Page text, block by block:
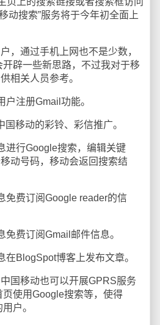
动搜索”服务将于今年初全面上
通过手机上网也不是少数，
辟一些新思路，不过我对于移
相关人员参考。
注册Gmail功能。
移动的彩铃、彩信推广。
行Google搜索，编辑关键
动号码，移动会返回搜索结
费订阅Google reader的信
费订阅Gmail邮件信息。
BlogSpot博客上发布文章。
移动也可以开展GPRS服务
使用Google搜索等，使得
户。